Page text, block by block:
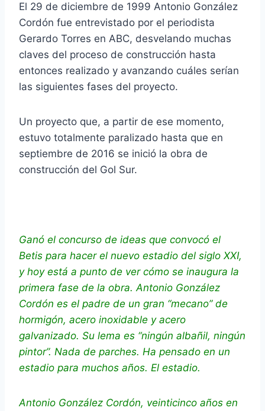
El 29 de diciembre de 1999 Antonio González
Cordón fue entrevistado por el periodista
Gerardo Torres en ABC, desvelando muchas
claves del proceso de construcción hasta
entonces realizado y avanzando cuáles serían
las siguientes fases del proyecto.
Un proyecto que, a partir de ese momento,
estuvo totalmente paralizado hasta que en
septiembre de 2016 se inició la obra de
construcción del Gol Sur.
Ganó el concurso de ideas que convocó el
Betis para hacer el nuevo estadio del siglo XXI,
y hoy está a punto de ver cómo se inaugura la
primera fase de la obra. Antonio González
Cordón es el padre de un gran “mecano” de
hormigón, acero inoxidable y acero
galvanizado. Su lema es “ningún albañil, ningún
pintor”. Nada de parches. Ha pensado en un
estadio para muchos años. El estadio.
Antonio González Cordón, veinticinco años en